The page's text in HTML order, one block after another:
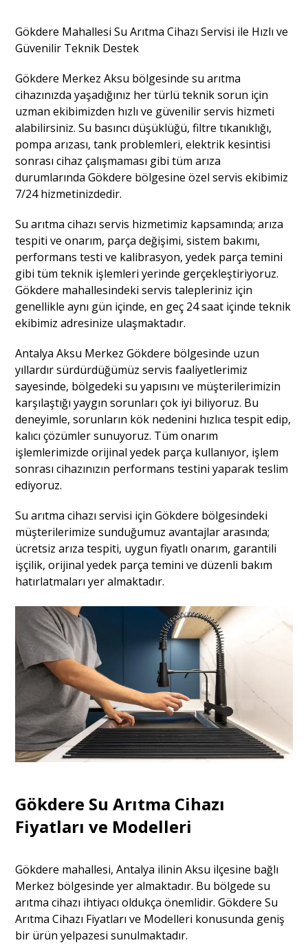
Gökdere Mahallesi Su Arıtma Cihazı Servisi ile Hızlı ve
Güvenilir Teknik Destek
Gökdere Merkez Aksu bölgesinde su arıtma
cihazınızda yaşadığınız her türlü teknik sorun için
uzman ekibimizden hızlı ve güvenilir servis hizmeti
alabilirsiniz. Su basıncı düşüklüğü, filtre tıkanıklığı,
pompa arızası, tank problemleri, elektrik kesintisi
sonrası cihaz çalışmaması gibi tüm arıza
durumlarında Gökdere bölgesine özel servis ekibimiz
7/24 hizmetinizdedir.
Su arıtma cihazı servis hizmetimiz kapsamında; arıza
tespiti ve onarım, parça değişimi, sistem bakımı,
performans testi ve kalibrasyon, yedek parça temini
gibi tüm teknik işlemleri yerinde gerçekleştiriyoruz.
Gökdere mahallesindeki servis talepleriniz için
genellikle aynı gün içinde, en geç 24 saat içinde teknik
ekibimiz adresinize ulaşmaktadır.
Antalya Aksu Merkez Gökdere bölgesinde uzun
yıllardır sürdürdüğümüz servis faaliyetlerimiz
sayesinde, bölgedeki su yapısını ve müşterilerimizin
karşılaştığı yaygın sorunları çok iyi biliyoruz. Bu
deneyimle, sorunların kök nedenini hızlıca tespit edip,
kalıcı çözümler sunuyoruz. Tüm onarım
işlemlerimizde orijinal yedek parça kullanıyor, işlem
sonrası cihazınızın performans testini yaparak teslim
ediyoruz.
Su arıtma cihazı servisi için Gökdere bölgesindeki
müşterilerimize sunduğumuz avantajlar arasında;
ücretsiz arıza tespiti, uygun fiyatlı onarım, garantili
işçilik, orijinal yedek parça temini ve düzenli bakım
hatırlatmaları yer almaktadır.
Gökdere Su Arıtma Cihazı
Fiyatları ve Modelleri
Gökdere mahallesi, Antalya ilinin Aksu ilçesine bağlı
Merkez bölgesinde yer almaktadır. Bu bölgede su
arıtma cihazı ihtiyacı oldukça önemlidir. Gökdere Su
Arıtma Cihazı Fiyatları ve Modelleri konusunda geniş
bir ürün yelpazesi sunulmaktadır.